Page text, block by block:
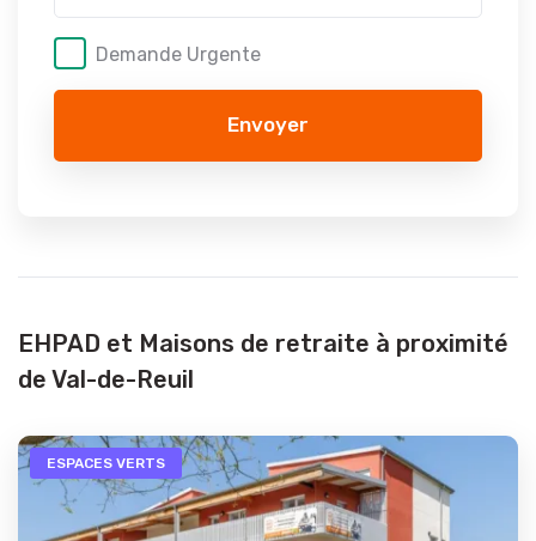
Demande Urgente
Envoyer
EHPAD et Maisons de retraite à proximité
de Val-de-Reuil
ESPACES VERTS